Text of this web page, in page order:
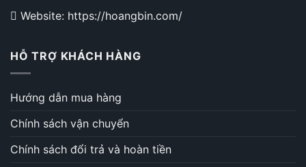
Website: https://hoangbin.com/
HỖ TRỢ KHÁCH HÀNG
Hướng dẫn mua hàng
Chính sách vận chuyển
Chính sách đổi trả và hoàn tiền